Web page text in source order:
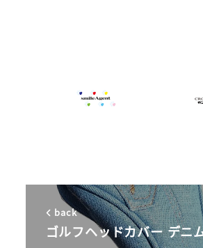
back
ゴルフヘッドカバー デ